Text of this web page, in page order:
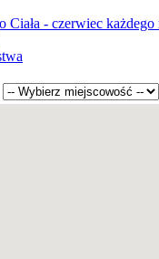
Ciała - czerwiec każdego